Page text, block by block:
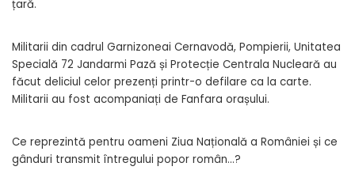
țară.
Militarii din cadrul Garnizoneai Cernavodă, Pompierii, Unitatea
Specială 72 Jandarmi Pază și Protecție Centrala Nucleară au
făcut deliciul celor prezenți printr-o defilare ca la carte.
Militarii au fost acompaniați de Fanfara orașului.
Ce reprezintă pentru oameni Ziua Națională a României și ce
gânduri transmit întregului popor român…?